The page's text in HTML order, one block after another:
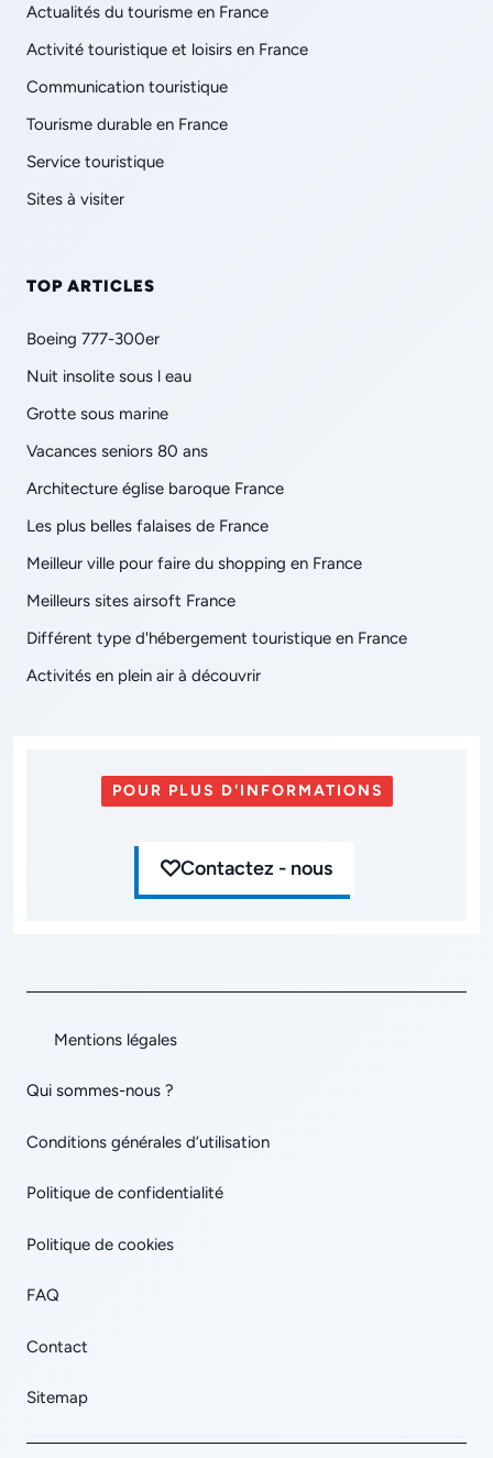
Actualités du tourisme en France
Activité touristique et loisirs en France
Communication touristique
Tourisme durable en France
Service touristique
Sites à visiter
TOP ARTICLES
Boeing 777-300er
Nuit insolite sous l eau
Grotte sous marine
Vacances seniors 80 ans
Architecture église baroque France
Les plus belles falaises de France
Meilleur ville pour faire du shopping en France
Meilleurs sites airsoft France
Différent type d'hébergement touristique en France
Activités en plein air à découvrir
POUR PLUS D'INFORMATIONS
Contactez - nous
Mentions légales
Qui sommes-nous ?
Conditions générales d’utilisation
Politique de confidentialité
Politique de cookies
FAQ
Contact
Sitemap